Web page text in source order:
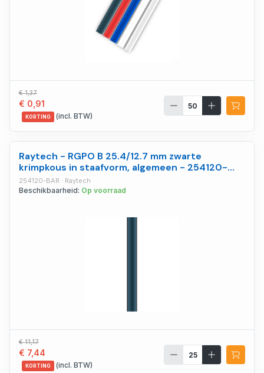
€ 1,37
€ 0,91
KORTING (incl. BTW)
Raytech - RGPO B 25.4/12.7 mm zwarte
krimpkous in staafvorm, algemeen - 254120-
BAR
254120-BAR · Raytech
Beschikbaarheid: Op voorraad
€ 11,17
€ 7,44
KORTING (incl. BTW)